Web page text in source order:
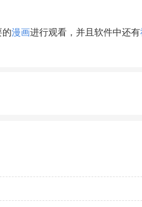
的漫画进行观看，并且软件中还有